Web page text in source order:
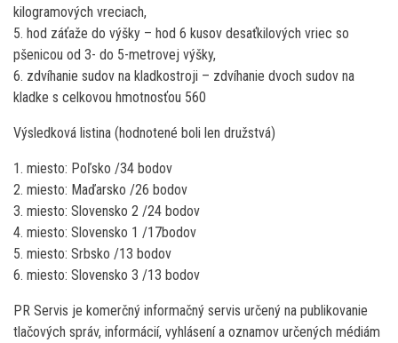
kilogramových vreciach,
5. hod záťaže do výšky – hod 6 kusov desaťkilových vriec so
pšenicou od 3- do 5-metrovej výšky,
6. zdvíhanie sudov na kladkostroji – zdvíhanie dvoch sudov na
kladke s celkovou hmotnosťou 560
Výsledková listina (hodnotené boli len družstvá)
1. miesto: Poľsko /34 bodov
2. miesto: Maďarsko /26 bodov
3. miesto: Slovensko 2 /24 bodov
4. miesto: Slovensko 1 /17bodov
5. miesto: Srbsko /13 bodov
6. miesto: Slovensko 3 /13 bodov
PR Servis je komerčný informačný servis určený na publikovanie
tlačových správ, informácií, vyhlásení a oznamov určených médiám